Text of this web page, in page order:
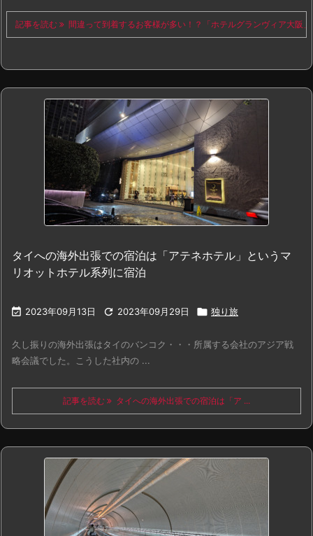
記事を読む 間違って到着するお客様が多い！？「ホテルグランヴィア大阪
タイへの海外出張での宿泊は「アテネホテル」というマ
リオットホテル系列に宿泊
 2023年09月13日  2023年09月29日  独り旅
久し振りの海外出張はタイのバンコク・・・所属する会社のアジア戦
略会議でした。こうした社内の ...
記事を読む タイへの海外出張での宿泊は「ア ...